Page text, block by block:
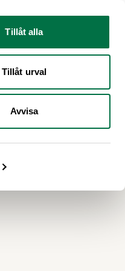
Tillåt alla
Tillåt urval
Avvisa